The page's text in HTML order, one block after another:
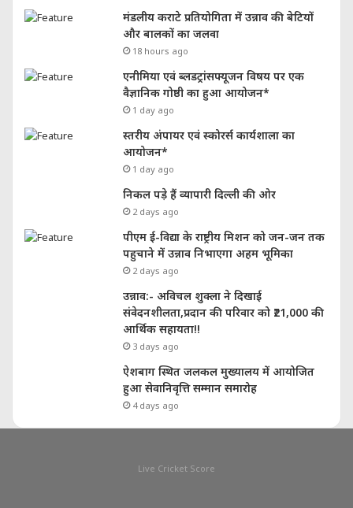
मंडलीय कराटे प्रतियोगिता में उन्नाव की बेटियों
और बालकों का जलवा
18 hours ago
एनीमिया एवं ब्लडट्रांसफ्यूजन विषय पर एक
वैज्ञानिक गोष्ठी का हुआ आयोजन*
1 day ago
स्तरीय अंपायर एवं स्कोरर्स कार्यशाला का
आयोजन*
1 day ago
निकल पड़े हैं व्यापारी दिल्ली की ओर
2 days ago
पीएम ई-विद्या के राष्ट्रीय मिशन को जन-जन तक
पहुचाने में उन्नाव निभाएगा अहम भूमिका
2 days ago
उन्नाव:- अविचल शुक्ला ने दिखाई
संवेदनशीलता,प्रदान की परिवार को ₹21,000 की
आर्थिक सहायता!!
3 days ago
ऐशबाग स्थित जलकल मुख्यालय में आयोजित
हुआ सेवानिवृत्ति सम्मान समारोह
4 days ago
Live Cricket Score